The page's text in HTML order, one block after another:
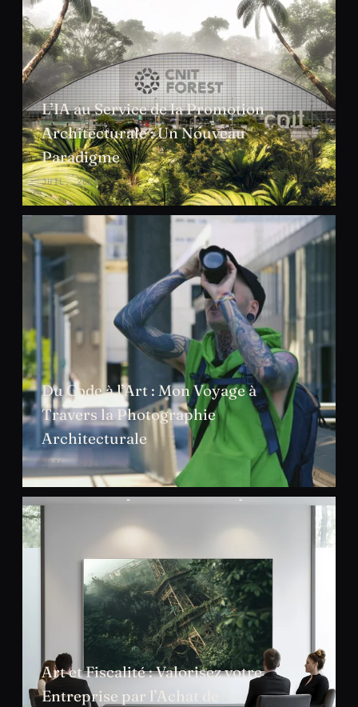
L’IA au Service de la Promotion
Architecturale : Un Nouveau
Paradigme
JUIL. 2024
Du Code à l’Art : Mon Voyage à
Travers la Photographie
Architecturale
JUIL. 2024
Art et Fiscalité : Valorisez votre
Entreprise par l’Achat de